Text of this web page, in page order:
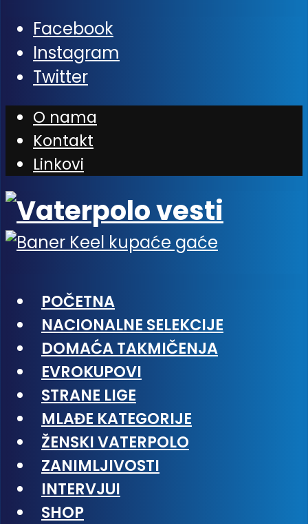
Facebook
Instagram
Twitter
O nama
Kontakt
Linkovi
POČETNA
NACIONALNE SELEKCIJE
DOMAĆA TAKMIČENJA
EVROKUPOVI
STRANE LIGE
MLAĐE KATEGORIJE
ŽENSKI VATERPOLO
ZANIMLJIVOSTI
INTERVJUI
SHOP